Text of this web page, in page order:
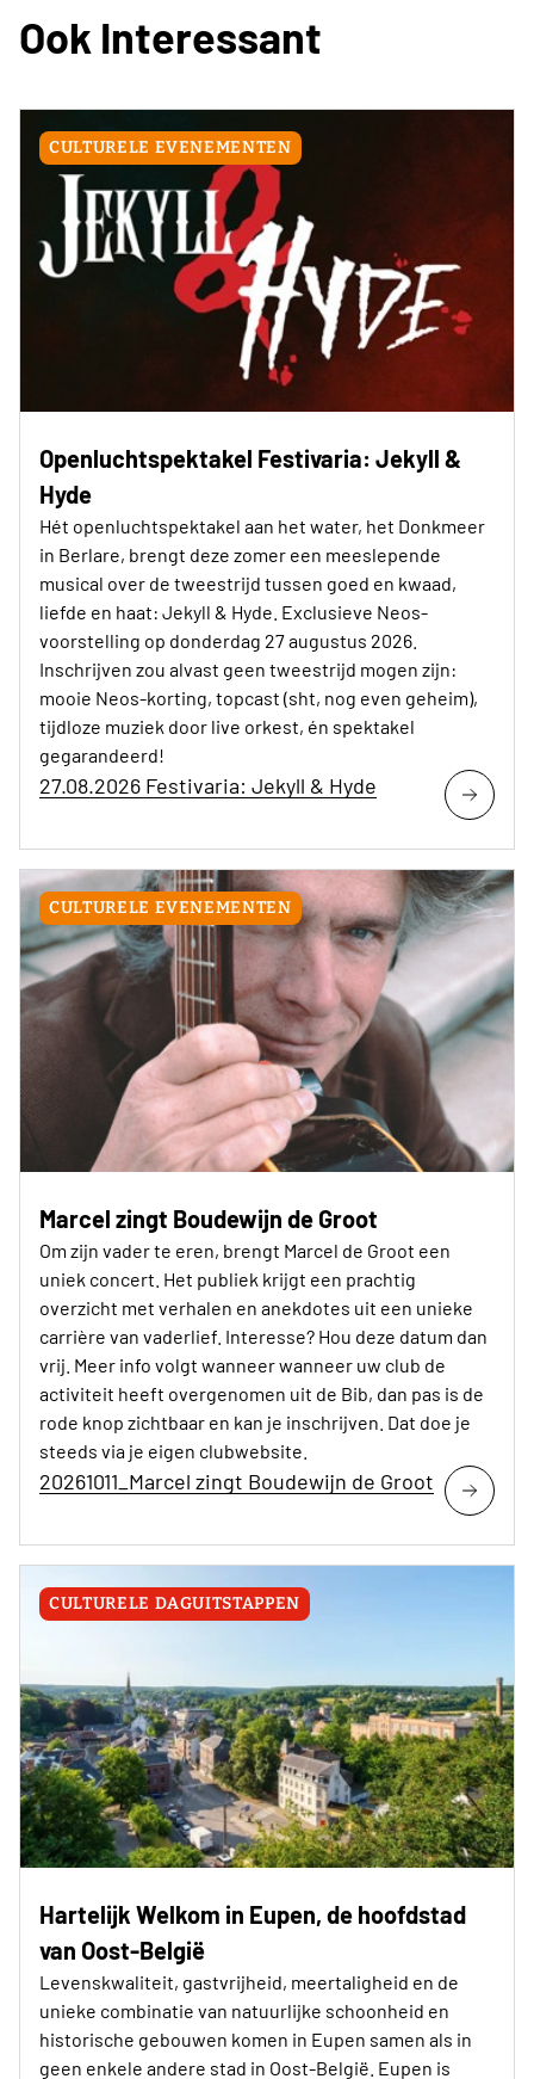
Ook Interessant
CULTURELE EVENEMENTEN
Openluchtspektakel Festivaria: Jekyll &
Hyde
Hét openluchtspektakel aan het water, het Donkmeer
in Berlare, brengt deze zomer een meeslepende
musical over de tweestrijd tussen goed en kwaad,
liefde en haat: Jekyll & Hyde. Exclusieve Neos-
voorstelling op donderdag 27 augustus 2026.
Inschrijven zou alvast geen tweestrijd mogen zijn:
mooie Neos-korting, topcast (sht, nog even geheim),
tijdloze muziek door live orkest, én spektakel
gegarandeerd!
27.08.2026 Festivaria: Jekyll & Hyde
CULTURELE EVENEMENTEN
Marcel zingt Boudewijn de Groot
Om zijn vader te eren, brengt Marcel de Groot een
uniek concert. Het publiek krijgt een prachtig
overzicht met verhalen en anekdotes uit een unieke
carrière van vaderlief. Interesse? Hou deze datum dan
vrij. Meer info volgt wanneer wanneer uw club de
activiteit heeft overgenomen uit de Bib, dan pas is de
rode knop zichtbaar en kan je inschrijven. Dat doe je
steeds via je eigen clubwebsite.
20261011_Marcel zingt Boudewijn de Groot
CULTURELE DAGUITSTAPPEN
Hartelijk Welkom in Eupen, de hoofdstad
van Oost-België
Levenskwaliteit, gastvrijheid, meertaligheid en de
unieke combinatie van natuurlijke schoonheid en
historische gebouwen komen in Eupen samen als in
geen enkele andere stad in Oost-België. Eupen is